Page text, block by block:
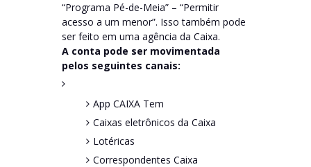
“Programa Pé-de-Meia” – “Permitir
acesso a um menor”. Isso também pode
ser feito em uma agência da Caixa.
A conta pode ser movimentada
pelos seguintes canais:
App CAIXA Tem
Caixas eletrônicos da Caixa
Lotéricas
Correspondentes Caixa